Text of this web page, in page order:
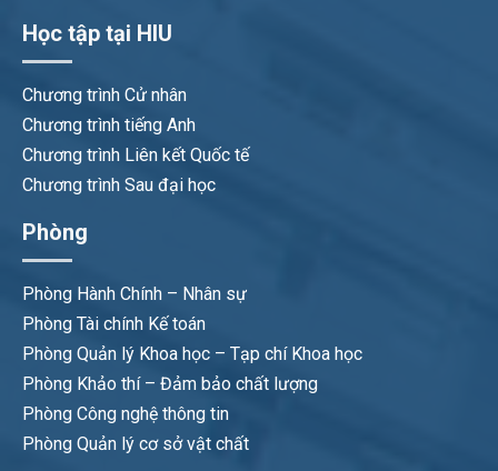
Học tập tại HIU
Chương trình Cử nhân
Chương trình tiếng Anh
Chương trình Liên kết Quốc tế
Chương trình Sau đại học
Phòng
Phòng Hành Chính – Nhân sự
Phòng Tài chính Kế toán
Phòng Quản lý Khoa học – Tạp chí Khoa học
Phòng Khảo thí – Đảm bảo chất lượng
Phòng Công nghệ thông tin
Phòng Quản lý cơ sở vật chất